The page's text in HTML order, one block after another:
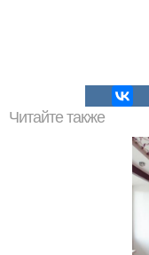
Читайте также